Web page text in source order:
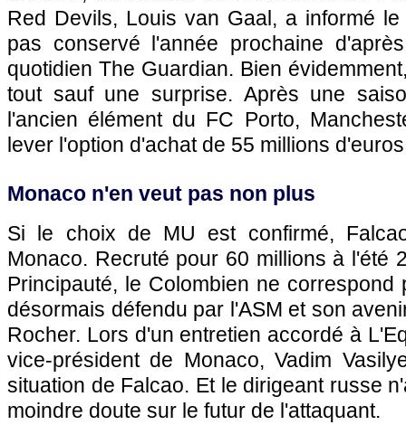
Red Devils, Louis van Gaal, a informé
pas conservé l'année prochaine
quotidien The Guardian. Bien
tout sauf une surprise. Après une
l'ancien élément du FC Porto,
lever l'option d'achat de 55 millions
Monaco n'en veut pas non plus
Si le choix de MU est confirmé,
Monaco. Recruté pour 60 millions à l'été
Principauté, le Colombien ne correspond
désormais défendu par l'ASM et son
Rocher. Lors d'un entretien accordé à
vice-président de Monaco, Vadim
situation de Falcao. Et le dirigeant russe
moindre doute sur le futur de l'attaquant.